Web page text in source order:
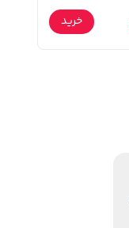
خرید